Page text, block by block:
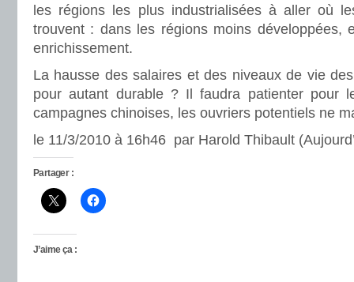
les régions les plus industrialisées à aller où
trouvent : dans les régions moins développées,
enrichissement.
La hausse des salaires et des niveaux de vie
pour autant durable ? Il faudra patienter pour
campagnes chinoises, les ouvriers potentiels ne
le 11/3/2010 à 16h46 par Harold Thibault
Partager :
J’aime ça :